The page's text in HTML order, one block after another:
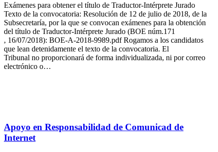
​Exámenes para obtener el título de Traductor-Intérprete Jurado
Texto de la convocatoria: Resolución de 12 de julio de 2018, de la
Subsecretaría, por la que se convocan exámenes para la obtención
del título de Traductor-Intérprete Jurado (BOE núm.171​
, 16/07/2018): BOE-A-2018-9989.pdf Rogamos a los candidatos
que lean detenidamente el texto de la convocatoria. El
Tribunal no proporcionará de forma individualizada, ni por correo
electrónico o…
Apoyo en Responsabilidad de Comunicad de
Internet